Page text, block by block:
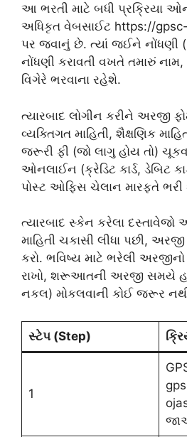
આ ભરતી માટે બધી પ્રક્રિયા
અધિકૃત વેબસાઈટ https://
પર જવાનું છે. ત્યાં જઈને નોંધણી
નોંધણી કરાવતી વખતે તમારું
વિગેરે ભરવાના રહેશે.
ત્યારબાદ લોગીન કરીને અરજી
વ્યક્તિગત માહિતી, શૈક્ષણિક
જરૂરી ફી (જો લાગુ હોય તો)
ઓનલાઈન (ક્રેડિટ કાર્ડ, ડેબિટ
પોસ્ટ ઓફિસ ચેલાન મારફતે
ત્યારબાદ સ્કેન કરેલા દસ્તાવેજો
માહિતી ચકાસી લીધા પછી,
કરો. ભવિષ્ય માટે ભરેલી અરજીનો
રાખો, શરૂઆતની અરજી સમયે
નકલ) મોકલવાની કોઈ જરૂર
સ્ટેપ (Step)
1